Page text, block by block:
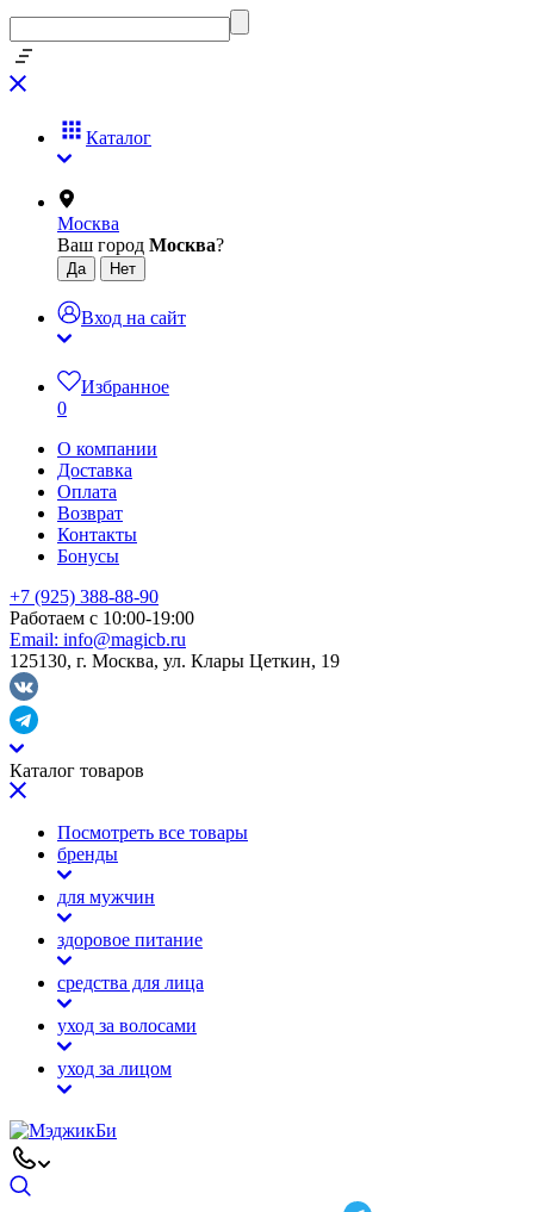
Каталог
Москва
Ваш город Москва?
Вход на сайт
Избранное
0
О компании
Доставка
Оплата
Возврат
Контакты
Бонусы
+7 (925) 388-88-90
Работаем с 10:00-19:00
Email: info@magicb.ru
125130, г. Москва, ул. Клары Цеткин, 19
Каталог товаров
Посмотреть все товары
бренды
для мужчин
здоровое питание
средства для лица
уход за волосами
уход за лицом